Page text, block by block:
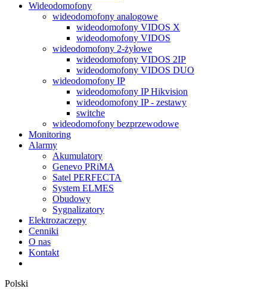
Wideodomofony
wideodomofony analogowe
wideodomofony VIDOS X
wideodomofony VIDOS
wideodomofony 2-żyłowe
wideodomofony VIDOS 2IP
wideodomofony VIDOS DUO
wideodomofony IP
wideodomofony IP Hikvision
wideodomofony IP - zestawy
switche
wideodomofony bezprzewodowe
Monitoring
Alarmy
Akumulatory
Genevo PRiMA
Satel PERFECTA
System ELMES
Obudowy
Sygnalizatory
Elektrozaczepy
Cenniki
O nas
Kontakt
Polski